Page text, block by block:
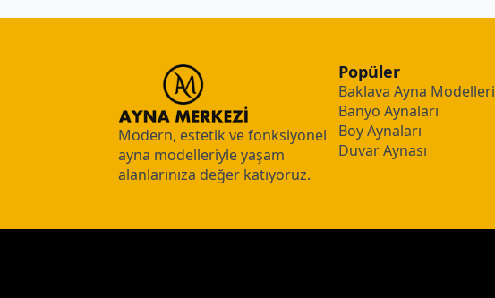
Modern, estetik ve fonksiyonel
ayna modelleriyle yaşam
alanlarınıza değer katıyoruz.
Popüler
Baklava Ayna Modelleri
Banyo Aynaları
Boy Aynaları
Duvar Aynası